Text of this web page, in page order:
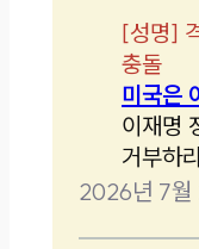
[성명]
충돌
미국은
이재명
거부하
2026년 7월